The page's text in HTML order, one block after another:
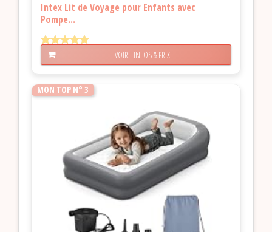
Intex Lit de Voyage pour Enfants avec
Pompe...
VOIR : INFOS & PRIX
MON TOP N° 3